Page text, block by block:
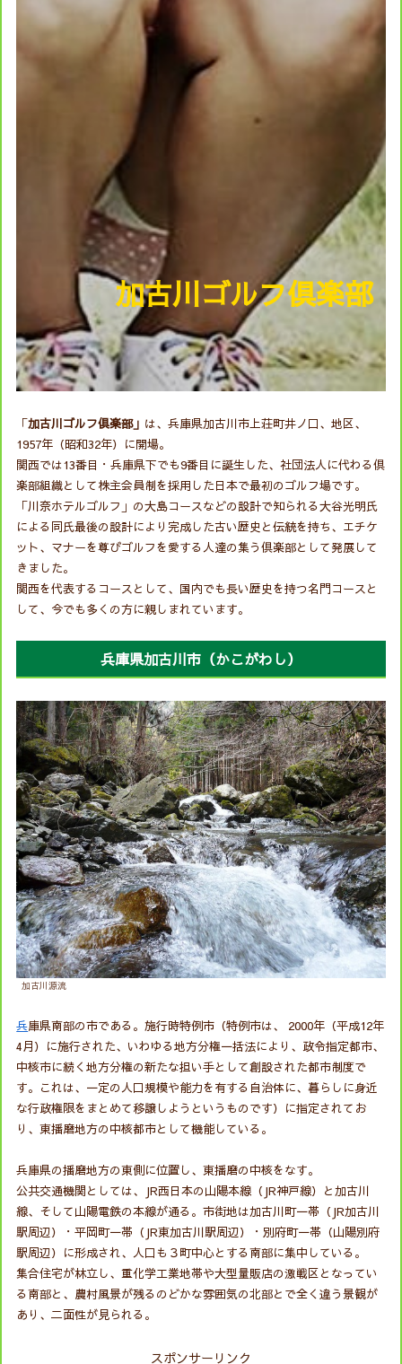
加古川ゴルフ倶楽部
「加古川ゴルフ倶楽部」 は、兵庫県加古川市上荘町井ノ口、地区、
1957年（昭和32年）に開場。
関西では13番目・兵庫県下でも9番目に誕生した、社団法人に代わる倶
楽部組織として株主会員制を採用した日本で最初のゴルフ場です。
「川奈ホテルゴルフ」の大島コースなどの設計で知られる大谷光明氏
による同氏最後の設計により完成した古い歴史と伝統を持ち、エチケ
ット、マナーを尊びゴルフを愛する人達の集う倶楽部として発展して
きました。
関西を代表するコースとして、国内でも長い歴史を持つ名門コースと
して、今でも多くの方に親しまれています。
兵庫県加古川市（かこがわし）
加古川源流
兵庫県南部の市である。施行時特例市（特例市は、 2000年（平成12年
4月）に施行された、いわゆる地方分権一括法により、政令指定都市、
中核市に続く地方分権の新たな担い手として創設された都市制度で
す。これは、一定の人口規模や能力を有する自治体に、暮らしに身近
な行政権限をまとめて移譲しようというものです）に指定されてお
り、東播磨地方の中核都市として機能している。
兵庫県の播磨地方の東側に位置し、東播磨の中核をなす。
公共交通機関としては、JR西日本の山陽本線（JR神戸線）と加古川
線、そして山陽電鉄の本線が通る。市街地は加古川町一帯（JR加古川
駅周辺）・平岡町一帯（JR東加古川駅周辺）・別府町一帯（山陽別府
駅周辺）に形成され、人口も３町中心とする南部に集中している。
集合住宅が林立し、重化学工業地帯や大型量販店の激戦区となってい
る南部と、農村風景が残るのどかな雰囲気の北部とで全く違う景観が
あり、二面性が見られる。
スポンサーリンク